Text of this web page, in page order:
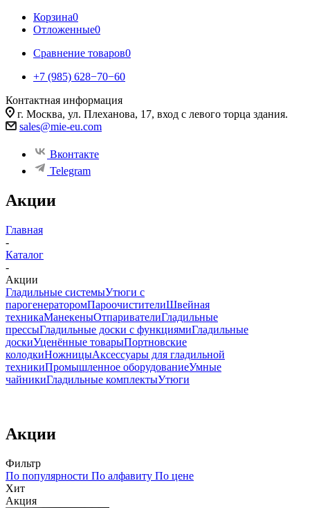
Корзина0
Отложенные0
Сравнение товаров0
+7 (985) 628−70−60
Контактная информация
г. Москва, ул. Плеханова, 17, вход с левого торца здания.
sales@mie-eu.com
Вконтакте
Telegram
Акции
Главная
-
Каталог
-
Акции
Гладильные системыУтюги с
парогенераторомПароочистителиШвейная
техникаМанекеныОтпаривателиГладильные
прессыГладильные доски с функциямиГладильные
доскиУценённые товарыПортновские
колодкиНожницыАксессуары для гладильной
техникиПромышленное оборудованиеУмные
чайникиГладильные комплектыУтюги
Акции
Фильтр
По популярности По алфавиту По цене
Хит
Акция